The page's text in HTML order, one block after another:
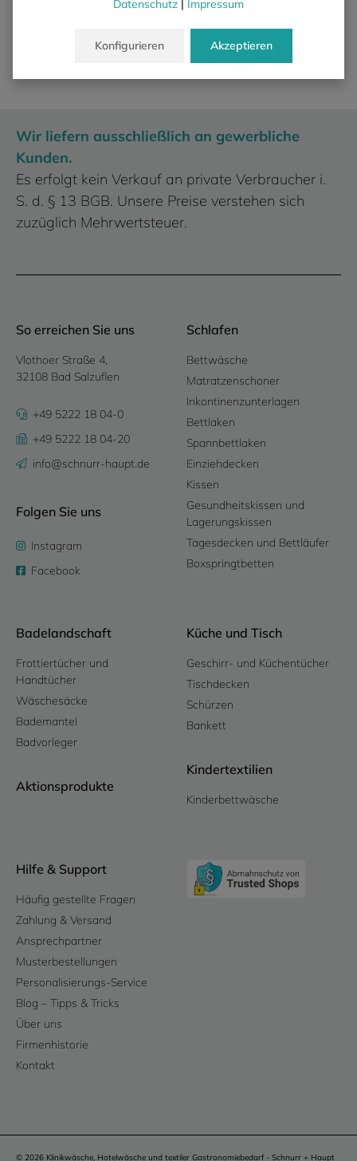
Eigenschaften
Wir liefern ausschließlich an gewerbliche
Kunden.
Es erfolgt kein Verkauf an private Verbraucher i.
S. d. § 13 BGB. Unsere Preise verstehen sich
zuzüglich Mehrwertsteuer.
So erreichen Sie uns
Vlothoer Straße 4,
32108 Bad Salzuflen
+49 5222 18 04-0
+49 5222 18 04-20
info@schnurr-haupt.de
Folgen Sie uns
Instagram
Facebook
Schlafen
Bettwäsche
Matratzenschoner
Inkontinenzunterlagen
Bettlaken
Spannbettlaken
Einziehdecken
Kissen
Gesundheitskissen und
Lagerungskissen
Tagesdecken und Bettläufer
Boxspringtbetten
Badelandschaft
Frottiertücher und
Handtücher
Wäschesäcke
Bademantel
Badvorleger
Aktionsprodukte
Küche und Tisch
Geschirr- und Küchentücher
Tischdecken
Schürzen
Bankett
Kindertextilien
Kinderbettwäsche
Hilfe & Support
Häufig gestellte Fragen
Zahlung & Versand
Ansprechpartner
Musterbestellungen
Personalisierungs-Service
Blog – Tipps & Tricks
Über uns
Firmenhistorie
Kontakt
© 2026 Klinikwäsche, Hotelwäsche und textiler Gastronomiebedarf - Schnurr + Haupt
Datenschutz | Impressum
Konfigurieren Akzeptieren